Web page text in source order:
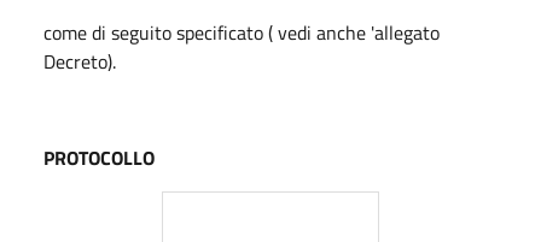
come di seguito specificato ( vedi anche 'allegato
Decreto).
PROTOCOLLO